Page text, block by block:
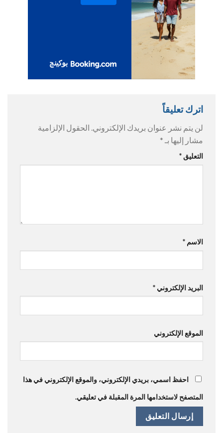
اترك تعليقاً
لن يتم نشر عنوان بريدك الإلكتروني. الحقول الإلزامية
مشار إليها بـ *
التعليق *
الاسم *
البريد الإلكتروني *
الموقع الإلكتروني
احفظ اسمي، بريدي الإلكتروني، والموقع الإلكتروني في هذا
المتصفح لاستخدامها المرة المقبلة في تعليقي.